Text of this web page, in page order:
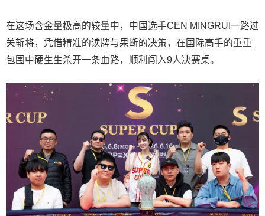
在这场含金量极高的较量中，中国选手CEN MINGRUI一路过
关斩将，凭借精准的读牌与果断的决策，在国际高手的重重
包围中硬生生杀开一条血路，顺利闯入9人决赛桌。